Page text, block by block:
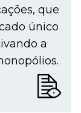
que
único
a